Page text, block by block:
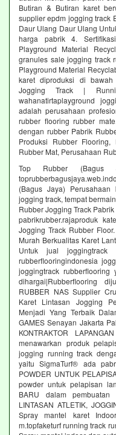
Butiran & Butiran karet
supplier epdm jogging track
Daur Ulang Daur Ulang
harga pabrik 4.
Playground Material
granules sale jogging track
Playground Material
karet diproduksi di
Jogging Track |
wahanatirtaplayground
adalah perusahaan
rubber flooring rubber
dengan rubber Pabrik
Produksi Rubber Flooring,
Rubber Mat, Perusahaan
Top Rubber (Bagus
(Bagus Jaya)
jogging track, tempat
Rubber Jogging Track
pabrikrubber.rajaproduk
Jogging Track Rubber
Murah Berkualitas Karet
Untuk jual joggingtrack
rubberflooringindonesia
joggingtrack
dihargai|Rubberflooring
RUBBER NAS Supplier
Karet Lintasan Jogging
Menjadi Yang Terbaik
GAMES Senayan Jakarta
KONTRAKTOR
menawarkan produk
jogging running track
yaitu SigmaTurf® ada
POWDER UNTUK
powder untuk pelapisan
BARU dalam pembuatan
LINTASAN ATLETIK,
Spray mantel karet
m.topfaketurf running track